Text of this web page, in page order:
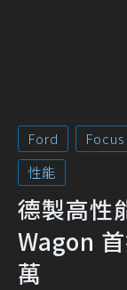
Ford Focus
性能
德製高性
Wagon
萬